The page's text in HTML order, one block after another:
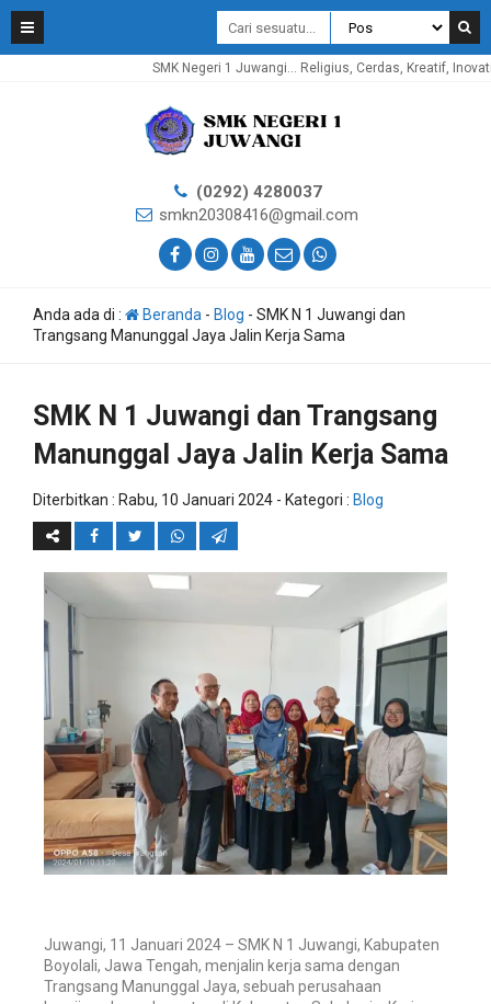
SMK Negeri 1 Juwangi... Religius, Cerdas, Kreatif, Inovatif,
(0292) 4280037
smkn20308416@gmail.com
Anda ada di : Beranda - Blog - SMK N 1 Juwangi dan
Trangsang Manunggal Jaya Jalin Kerja Sama
SMK N 1 Juwangi dan Trangsang
Manunggal Jaya Jalin Kerja Sama
Diterbitkan : Rabu, 10 Januari 2024 - Kategori : Blog
Juwangi, 11 Januari 2024 – SMK N 1 Juwangi, Kabupaten
Boyolali, Jawa Tengah, menjalin kerja sama dengan
Trangsang Manunggal Jaya, sebuah perusahaan